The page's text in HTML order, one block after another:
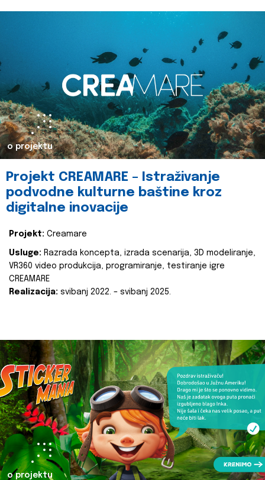
o projektu
Projekt CREAMARE – Istraživanje
podvodne kulturne baštine kroz
digitalne inovacije
Projekt: Creamare
Usluge: Razrada koncepta, izrada scenarija, 3D modeliranje,
VR360 video produkcija, programiranje, testiranje igre
CREAMARE
Realizacija: svibanj 2022. – svibanj 2025.
o projektu